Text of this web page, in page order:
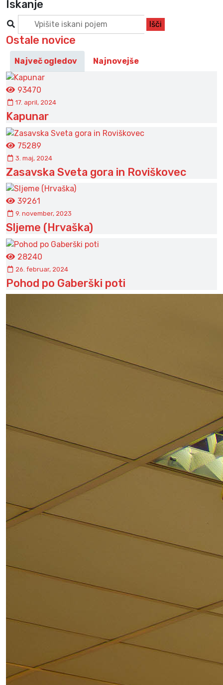
Iskanje
Ostale novice
Največ ogledov Najnovejše
93470
17. april, 2024
Kapunar
75289
3. maj, 2024
Zasavska Sveta gora in Roviškovec
39261
9. november, 2023
Sljeme (Hrvaška)
28240
26. februar, 2024
Pohod po Gaberški poti